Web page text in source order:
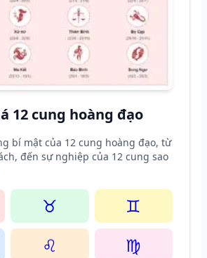
12 cung hoàng đạo
bí mật của 12 cung hoàng đạo, từ
đến sự nghiệp của 12 cung sao
♉
♊
♌
♍